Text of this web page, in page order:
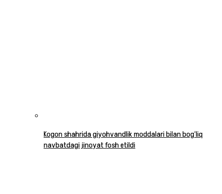
Kogon shahrida giyohvandlik moddalari bilan bog‘liq
navbatdagi jinoyat fosh etildi